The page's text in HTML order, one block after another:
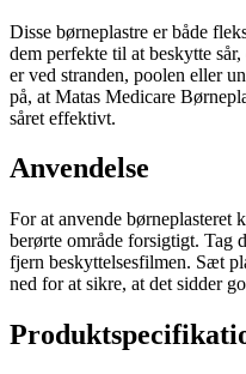
Disse børneplastre er både
dem perfekte til at beskytte
er ved stranden, poolen eller
på, at Matas Medicare
såret effektivt.
Anvendelse
For at anvende børneplasteret
berørte område forsigtigt. Tag
fjern beskyttelsesfilmen. Sæt
ned for at sikre, at det sidder